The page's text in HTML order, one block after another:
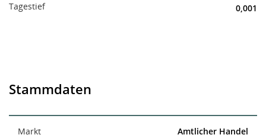
Tagestief 0,001
Stammdaten
Markt Amtlicher Handel